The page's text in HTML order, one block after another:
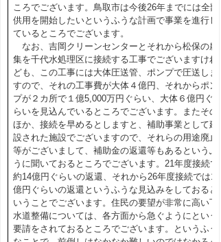
ころでございます。鳥取市は今後26年までには全部
供用を開始したいというふうな計画で事業を進行し
ているところでございます。
なお、吉岡クリーンセンターとそれから松保の農
集を千代水処理区に接続する工事でございますけれ
ども、この工事には大体圧送管、ポンプで圧送しま
すので、それの工事費が大体４億円、それからポン
プが２カ所で１億5,000万円ぐらい、大体６億円ぐ
らいを見込んでいるところでございます。またその
ほか、接続を早めるとしますと、補助事業として建
設された施設でございますので、それらの用途廃止
等がございまして、補助金の返還等もあるというふ
うに聞いておるところでございます。21年度接続で
約14億円ぐらいの返還、それから26年度接続では11
億円ぐらいの返還というふうな見込みをしておると
いうことでございます。住民の要望が非常に高い下
水道整備については、各方面から急ぐようにという
要請をされておるところでございます。というふう